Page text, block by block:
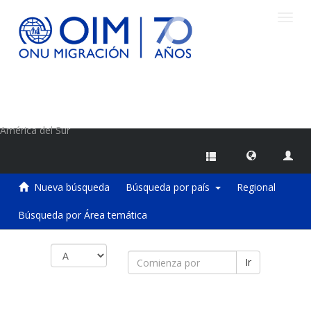
América del Sur
Nueva búsqueda Búsqueda por país Regional
Búsqueda por Área temática
Ir